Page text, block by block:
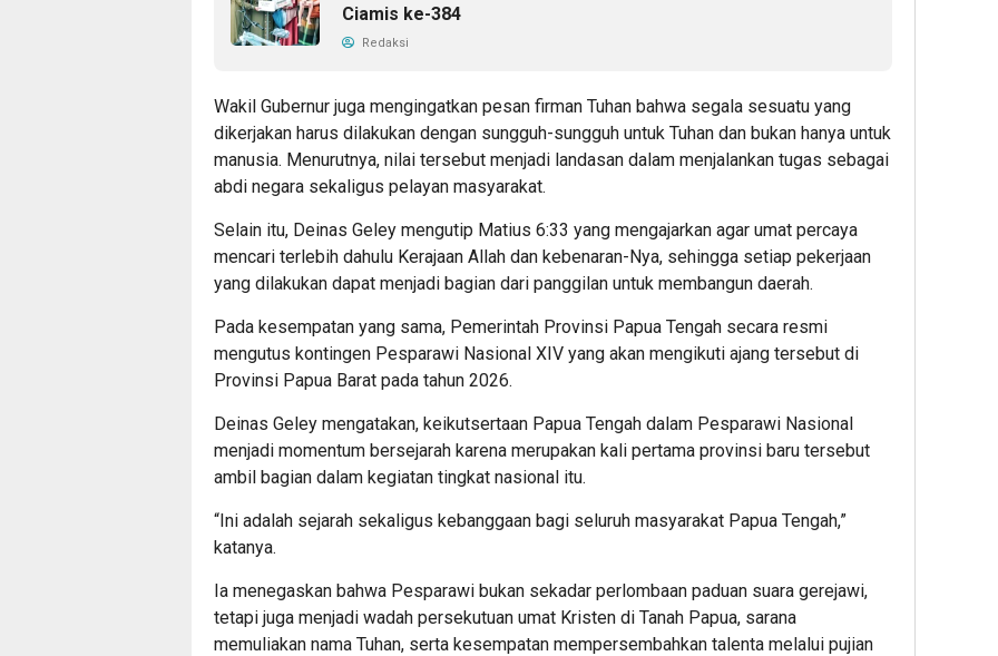
Ciamis ke-384
Redaksi
Wakil Gubernur juga mengingatkan pesan firman Tuhan bahwa segala sesuatu yang
dikerjakan harus dilakukan dengan sungguh-sungguh untuk Tuhan dan bukan hanya untuk
manusia. Menurutnya, nilai tersebut menjadi landasan dalam menjalankan tugas sebagai
abdi negara sekaligus pelayan masyarakat.
Selain itu, Deinas Geley mengutip Matius 6:33 yang mengajarkan agar umat percaya
mencari terlebih dahulu Kerajaan Allah dan kebenaran-Nya, sehingga setiap pekerjaan
yang dilakukan dapat menjadi bagian dari panggilan untuk membangun daerah.
Pada kesempatan yang sama, Pemerintah Provinsi Papua Tengah secara resmi
mengutus kontingen Pesparawi Nasional XIV yang akan mengikuti ajang tersebut di
Provinsi Papua Barat pada tahun 2026.
Deinas Geley mengatakan, keikutsertaan Papua Tengah dalam Pesparawi Nasional
menjadi momentum bersejarah karena merupakan kali pertama provinsi baru tersebut
ambil bagian dalam kegiatan tingkat nasional itu.
“Ini adalah sejarah sekaligus kebanggaan bagi seluruh masyarakat Papua Tengah,”
katanya.
Ia menegaskan bahwa Pesparawi bukan sekadar perlombaan paduan suara gerejawi,
tetapi juga menjadi wadah persekutuan umat Kristen di Tanah Papua, sarana
memuliakan nama Tuhan, serta kesempatan mempersembahkan talenta melalui pujian